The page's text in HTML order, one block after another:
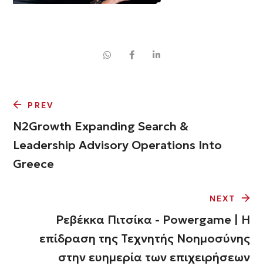
PREV
N2Growth Expanding Search &
Leadership Advisory Operations Into
Greece
NEXT
Ρεβέκκα Πιτσίκα - Powergame | Η
επίδραση της Τεχνητής Νοημοσύνης
στην ευημερία των επιχειρήσεων